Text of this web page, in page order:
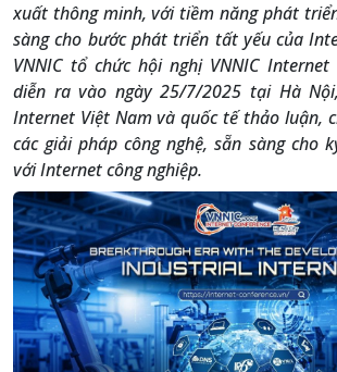
xuất thông minh, với tiềm năng phát
sàng cho bước phát triển tất yếu của
VNNIC tổ chức hội nghị VNNIC Internet
diễn ra vào ngày 25/7/2025 tại Hà
Internet Việt Nam và quốc tế thảo luận,
các giải pháp công nghệ, sẵn sàng cho
với Internet công nghiệp.